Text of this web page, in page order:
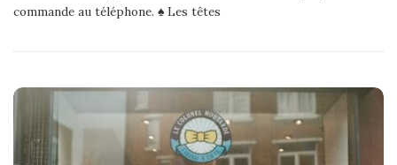
commande au téléphone. ♠ Les têtes